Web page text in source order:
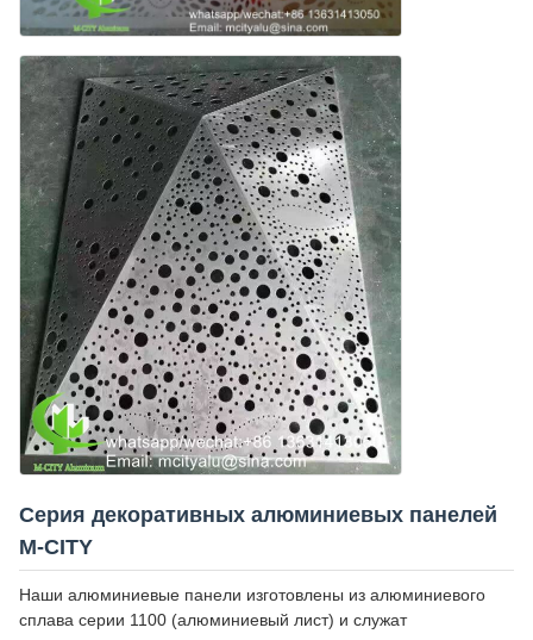
Серия декоративных алюминиевых панелей
M-CITY
Наши алюминиевые панели изготовлены из алюминиевого
сплава серии 1100 (алюминиевый лист) и служат